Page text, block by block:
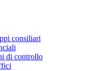
consiliari
di controllo